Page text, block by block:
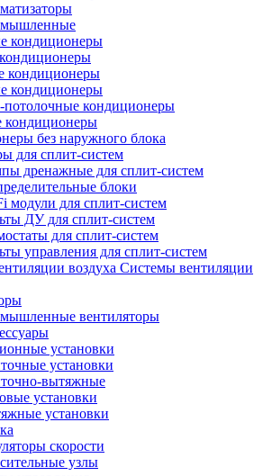
кондиционеры
кондиционеры
кондиционеры
потолочные кондиционеры
кондиционеры
без наружного блока
для сплит-систем
дренажные для сплит-систем
блоки
модули для сплит-систем
ДУ для сплит-систем
для сплит-систем
управления для сплит-систем
Системы вентиляции
вентиляторы
установки
установки
вытяжные
установки
установки
скорости
узлы